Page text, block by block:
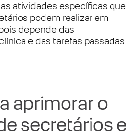
atividades específicas que
podem realizar em
depende das
e das tarefas passadas
aprimorar o
secretários e